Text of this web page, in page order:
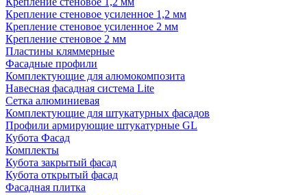
Крепление стеновое усиленное 1,2 мм
Крепление стеновое усиленное 2 мм
Крепление стеновое 2 мм
Пластины кляммерные
Фасадные профили
Комплектующие для алюмокомпозита
Навесная фасадная система Lite
Сетка алюминиевая
Комплектующие для штукатурных фасадов
Профили армирующие штукатурные GL
Кубота Фасад
Комплекты
Кубота закрытый фасад
Кубота открытый фасад
Фасадная плитка